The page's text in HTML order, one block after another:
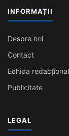
INFORMAȚII
Despre noi
Contact
Echipa
Publicitate
LEGAL